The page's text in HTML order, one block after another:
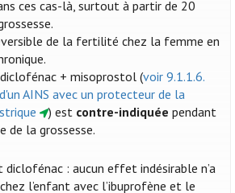
ces cas-là, surtout à partir de 20
de la fertilité chez la femme en
+ misoprostol (voir 9.1.1.6.
AINS avec un protecteur de la
) est contre-indiquée pendant
de la grossesse.
: aucun effet indésirable n’a
l’enfant avec l’ibuprofène et le